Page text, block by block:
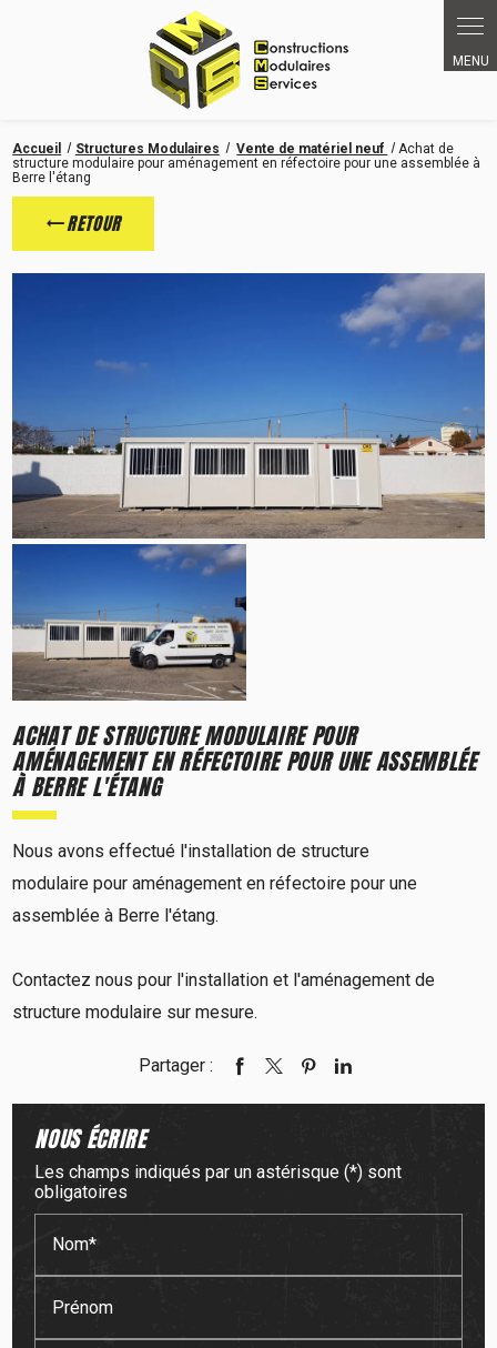
Accueil Structures Modulaires Vente de matériel neuf
Achat de
structure modulaire pour aménagement en réfectoire pour une assemblée à
Berre l'étang
RETOUR
ACHAT DE STRUCTURE MODULAIRE POUR
AMÉNAGEMENT EN RÉFECTOIRE POUR UNE ASSEMBLÉE
À BERRE L'ÉTANG
Nous avons effectué l'installation de structure
modulaire pour aménagement en réfectoire pour une
assemblée à Berre l'étang.
Contactez nous pour l'installation et l'aménagement de
structure modulaire sur mesure.
Partager :
NOUS ÉCRIRE
Les champs indiqués par un astérisque (*) sont
obligatoires
Nom*
Prénom